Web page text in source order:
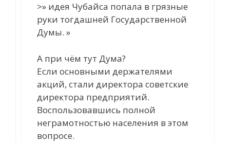
>» идея Чубайса попала в грязные
руки тогдашней Государственной
Думы. »
А при чём тут Дума?
Если основными держателями
акций, стали директора советские
директора предприятий.
Воспользовавшись полной
неграмотностью населения в этом
вопросе.